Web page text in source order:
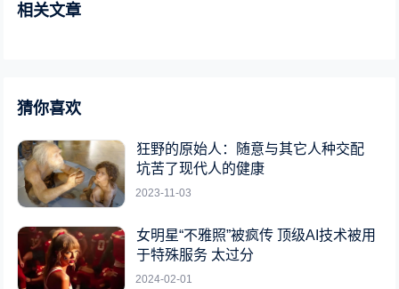
相关文章
猜你喜欢
狂野的原始人：随意与其它人种交配
坑苦了现代人的健康
2023-11-03
女明星“不雅照”被疯传 顶级AI技术被用
于特殊服务 太过分
2024-02-01